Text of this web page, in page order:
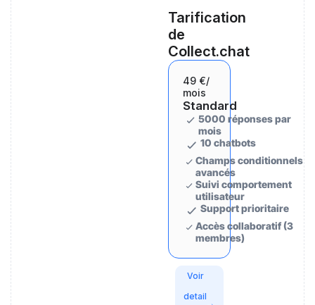
Tarification
de
Collect.chat
49 €/
mois
Standard
5000 réponses par
mois
10 chatbots
Champs conditionnels
avancés
Suivi comportement
utilisateur
Support prioritaire
Accès collaboratif (3
membres)
Voir
detail